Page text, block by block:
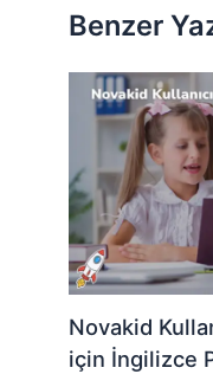
Benzer
Novakid
için İngilizce